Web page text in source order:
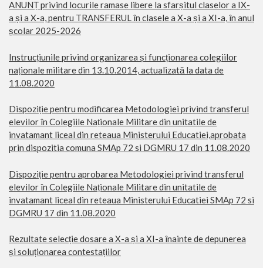
ANUNȚ privind locurile ramase libere la sfarșitul claselor a IX-
a și a X-a, pentru TRANSFERUL în clasele a X-a și a XI-a, în anul
școlar 2025-2026
Instrucțiunile privind organizarea și funcționarea colegiilor
naționale militare din 13.10.2014, actualizată la data de
11.08.2020
Dispoziție pentru modificarea Metodologiei privind transferul
elevilor în Colegiile Naționale Militare din unitatile de
invatamant liceal din reteaua Ministerului Educatiei,aprobata
prin dispozitia comuna SMAp 72 si DGMRU 17 din 11.08.2020
Dispoziție pentru aprobarea Metodologiei privind transferul
elevilor în Colegiile Naționale Militare din unitatile de
invatamant liceal din reteaua Ministerului Educatiei SMAp 72 si
DGMRU 17 din 11.08.2020
Rezultate selecție dosare a X-a și a XI-a înainte de depunerea
și soluționarea contestațiilor